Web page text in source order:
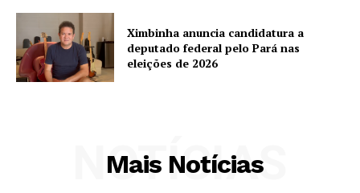
Ximbinha anuncia candidatura a
deputado federal pelo Pará nas
eleições de 2026
Mais Notícias
NOTÍCIAS